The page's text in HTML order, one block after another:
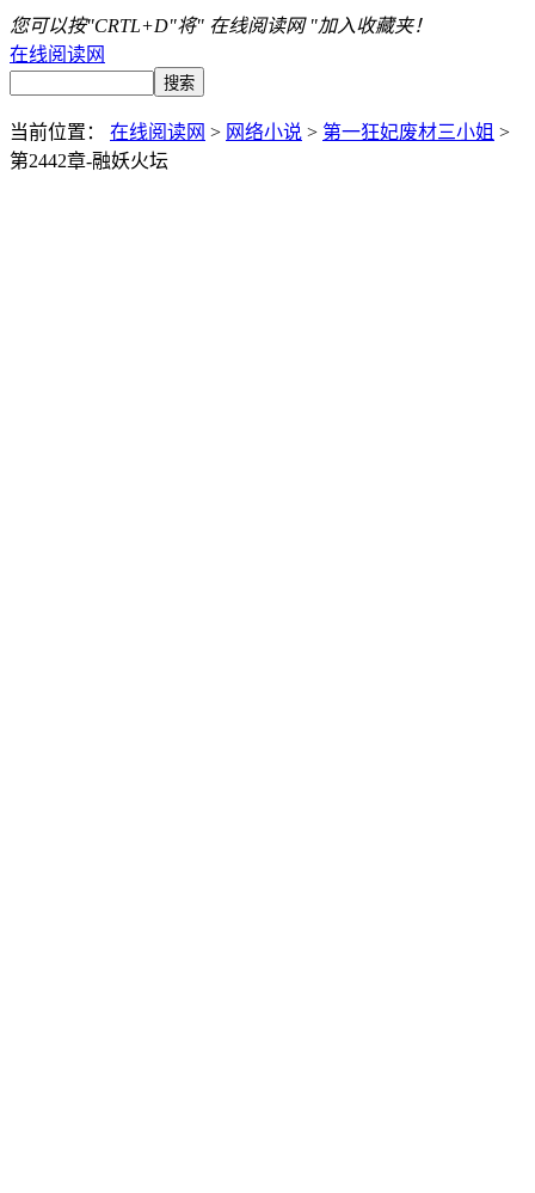
您可以按"CRTL+D"将" 在线阅读网 "加入收藏夹！
在线阅读网
当前位置： 在线阅读网 > 网络小说 > 第一狂妃废材三小姐 >
第2442章-融妖火坛